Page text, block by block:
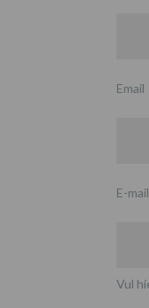
Email
E-
Vul